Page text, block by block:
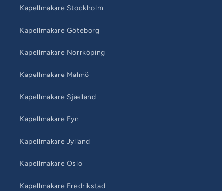
Kapellmakare Stockholm
Kapellmakare Göteborg
Kapellmakare Norrköping
Kapellmakare Malmö
Kapellmakare Sjælland
Kapellmakare Fyn
Kapellmakare Jylland
Kapellmakare Oslo
Kapellmakare Fredrikstad